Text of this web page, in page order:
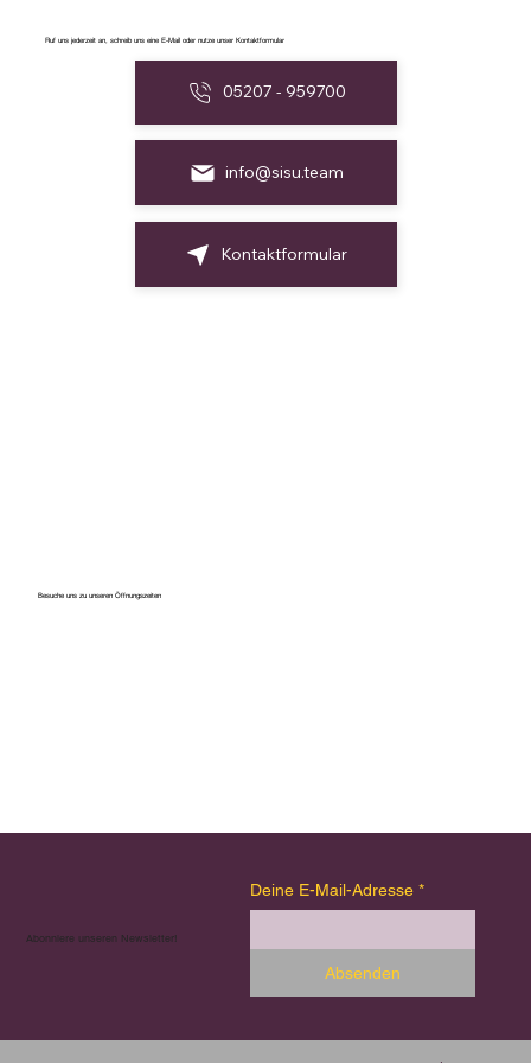
Ruf uns jederzeit an, schreib uns eine E-Mail oder nutze unser Kontaktformular
05207 - 959700
info@sisu.team
Kontaktformular
Besuche uns zu unseren Öffnungszeiten
Abonniere unseren Newsletter!
Deine E-Mail-Adresse *
Absenden